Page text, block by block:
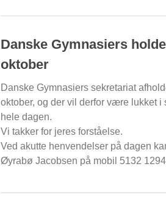
Danske Gymnasiers
oktober
Danske Gymnasiers sekretariat
oktober, og der vil derfor være lukket
hele dagen.
Vi takker for jeres forståelse.
Ved akutte henvendelser på dagen
Øyrabø Jacobsen på mobil 5132